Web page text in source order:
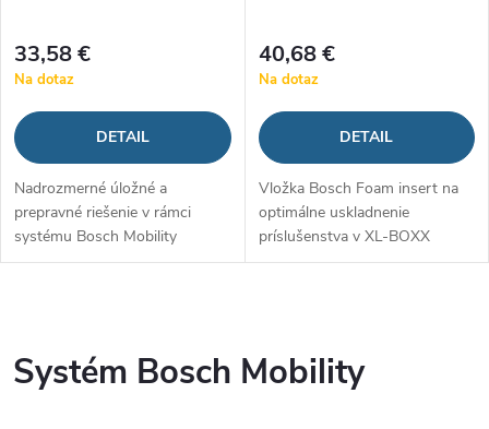
33,58 €
Na dotaz
DETAIL
Nadrozmerné úložné a
prepravné riešenie v rámci
systému Bosch Mobility
40,68 €
Na dotaz
DETAIL
Vložka Bosch Foam insert na
optimálne uskladnenie
príslušenstva v XL-BOXX
v
Systém Bosch Mobility